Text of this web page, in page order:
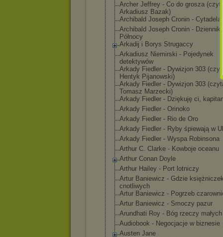
Archer Jeffrey - Co do grosza (czyta
Arkadiusz Bazak)
Archibald Joseph Cronin - Cytadela
Archibald Joseph Cronin - Dziennik
Północy
Arkadij i Borys Strugaccy
Arkadiusz Niemirski - Pojedynek
detektywów
Arkady Fiedler - Dywizjon 303 (czyta
Hentyk Pijanowski)
Arkady Fiedler - Dywizjon 303
Tomasz Marzecki)
Arkady Fiedler - Dziękuję ci,
Arkady Fiedler - Orinoko
Arkady Fiedler - Rio de Oro
Arkady Fiedler - Ryby śpiewają w
Arkady Fiedler - Wyspa Robinsona
Arthur C. Clarke - Kowboje oceanu
Arthur Conan Doyle
Arthur Hailey - Port lotniczy
Artur Baniewicz - Gdzie
cnotliwych
Artur Baniewicz - Pogrzeb
Artur Baniewicz - Smoczy pazur
Arundhati Roy - Bóg rzeczy małych
Audiobook - Negocjacje w biznesie
Austen Jane